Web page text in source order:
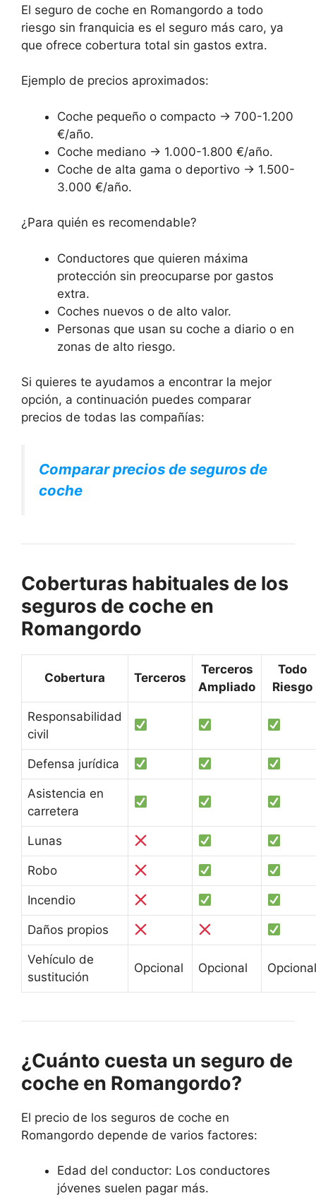
El seguro de coche en Romangordo a todo
riesgo sin franquicia es el seguro más caro, ya
que ofrece cobertura total sin gastos extra.
Ejemplo de precios aproximados:
Coche pequeño o compacto → 700-1.200
€/año.
Coche mediano → 1.000-1.800 €/año.
Coche de alta gama o deportivo → 1.500-
3.000 €/año.
¿Para quién es recomendable?
Conductores que quieren máxima
protección sin preocuparse por gastos
extra.
Coches nuevos o de alto valor.
Personas que usan su coche a diario o en
zonas de alto riesgo.
Si quieres te ayudamos a encontrar la mejor
opción, a continuación puedes comparar
precios de todas las compañías:
Comparar precios de seguros de
coche
Coberturas habituales de los
seguros de coche en
Romangordo
Cobertura Terceros
Terceros
Ampliado
Todo
Riesgo
Responsabilidad
civil
Defensa jurídica
Asistencia en
carretera
Lunas
Robo
Incendio
Daños propios
Vehículo de
sustitución
Opcional Opcional Opcional
¿Cuánto cuesta un seguro de
coche en Romangordo?
El precio de los seguros de coche en
Romangordo depende de varios factores:
Edad del conductor: Los conductores
jóvenes suelen pagar más.